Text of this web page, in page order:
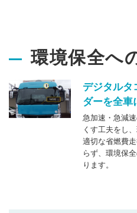
環境保全へ
デジタルタ
ダーを全車
急加速・急減
くす工夫をし
適切な省燃費
らず、環境保
ります。